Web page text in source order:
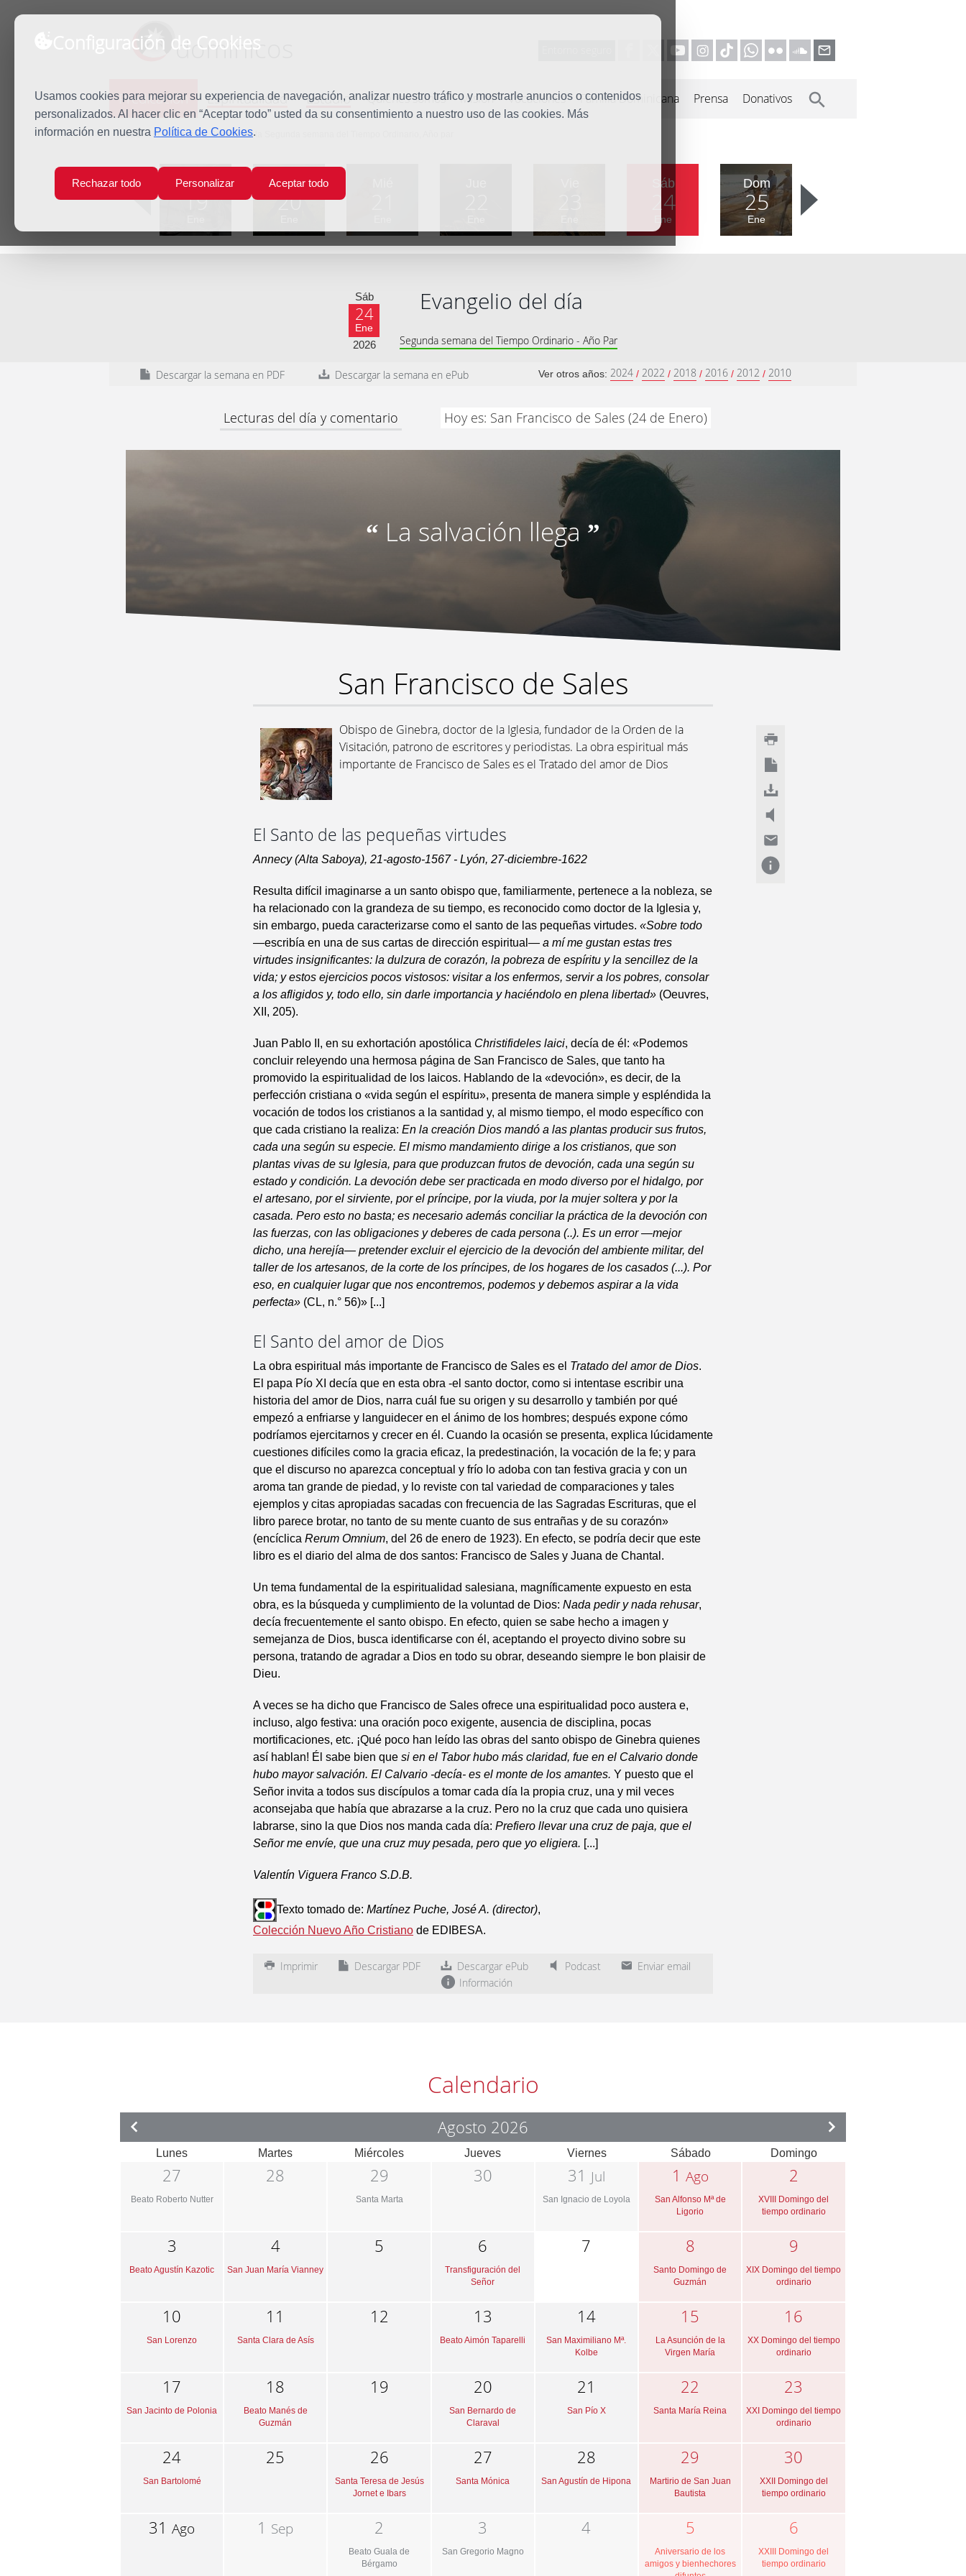
Configuración de Cookies
Usamos cookies para mejorar su experiencia de navegación, analizar nuestro tráfico y mostrarle anuncios o contenidos
personalizados. Al hacer clic en “Aceptar todo” usted da su consentimiento a nuestro uso de las cookies. Más
información en nuestra Política de Cookies.
Rechazar todo Personalizar Aceptar todo
dominicos
Predicación Espiritualidad Estudio Quiénes somos Misión Vocaciones Familia Dominicana Prensa Donativos
Inicio Predicación Sábado de la Segunda semana del Tiempo Ordinario, Año par
Lun
19
Mar
20
Sáb
24
Ene
Dom
25
Ene
Sáb
24
Ene
2026
Evangelio del día
Segunda semana del Tiempo Ordinario - Año Par
Descargar la semana en PDF Descargar la semana en ePub Ver otros años: 2024 / 2022 / 2018 / 2016 / 2012 / 2010
Lecturas del día y comentario Hoy es: San Francisco de Sales (24 de Enero)
“ La salvación llega ”
San Francisco de Sales
Obispo de Ginebra, doctor de la Iglesia, fundador de la Orden de la
Visitación, patrono de escritores y periodistas. La obra espiritual más
importante de Francisco de Sales es el Tratado del amor de Dios
El Santo de las pequeñas virtudes
Annecy (Alta Saboya), 21-agosto-1567 - Lyón, 27-diciembre-1622
Resulta difícil imaginarse a un santo obispo que, familiarmente, pertenece a la nobleza, se
ha relacionado con la grandeza de su tiempo, es reconocido como doctor de la Iglesia y,
sin embargo, pueda caracterizarse como el santo de las pequeñas virtudes. «Sobre todo
—escribía en una de sus cartas de dirección espiritual— a mí me gustan estas tres
virtudes insignificantes: la dulzura de corazón, la pobreza de espíritu y la sencillez de la
vida; y estos ejercicios pocos vistosos: visitar a los enfermos, servir a los pobres, consolar
a los afligidos y, todo ello, sin darle importancia y haciéndolo en plena libertad» (Oeuvres,
XII, 205).
Juan Pablo II, en su exhortación apostólica Christifideles laici, decía de él: «Podemos
concluir releyendo una hermosa página de San Francisco de Sales, que tanto ha
promovido la espiritualidad de los laicos. Hablando de la «devoción», es decir, de la
perfección cristiana o «vida según el espíritu», presenta de manera simple y espléndida la
vocación de todos los cristianos a la santidad y, al mismo tiempo, el modo específico con
que cada cristiano la realiza: En la creación Dios mandó a las plantas producir sus frutos,
cada una según su especie. El mismo mandamiento dirige a los cristianos, que son
plantas vivas de su Iglesia, para que produzcan frutos de devoción, cada una según su
estado y condición. La devoción debe ser practicada en modo diverso por el hidalgo, por
el artesano, por el sirviente, por el príncipe, por la viuda, por la mujer soltera y por la
casada. Pero esto no basta; es necesario además conciliar la práctica de la devoción con
las fuerzas, con las obligaciones y deberes de cada persona (..). Es un error —mejor
dicho, una herejía— pretender excluir el ejercicio de la devoción del ambiente militar, del
taller de los artesanos, de la corte de los príncipes, de los hogares de los casados (...). Por
eso, en cualquier lugar que nos encontremos, podemos y debemos aspirar a la vida
perfecta» (CL, n.° 56)» [...]
El Santo del amor de Dios
La obra espiritual más importante de Francisco de Sales es el Tratado del amor de Dios.
El papa Pío XI decía que en esta obra -el santo doctor, como si intentase escribir una
historia del amor de Dios, narra cuál fue su origen y su desarrollo y también por qué
empezó a enfriarse y languidecer en el ánimo de los hombres; después expone cómo
podríamos ejercitarnos y crecer en él. Cuando la ocasión se presenta, explica lúcidamente
cuestiones difíciles como la gracia eficaz, la predestinación, la vocación de la fe; y para
que el discurso no aparezca conceptual y frío lo adoba con tan festiva gracia y con un
aroma tan grande de piedad, y lo reviste con tal variedad de comparaciones y tales
ejemplos y citas apropiadas sacadas con frecuencia de las Sagradas Escrituras, que el
libro parece brotar, no tanto de su mente cuanto de sus entrañas y de su corazón»
(encíclica Rerum Omnium, del 26 de enero de 1923). En efecto, se podría decir que este
libro es el diario del alma de dos santos: Francisco de Sales y Juana de Chantal.
Un tema fundamental de la espiritualidad salesiana, magníficamente expuesto en esta
obra, es la búsqueda y cumplimiento de la voluntad de Dios: Nada pedir y nada rehusar,
decía frecuentemente el santo obispo. En efecto, quien se sabe hecho a imagen y
semejanza de Dios, busca identificarse con él, aceptando el proyecto divino sobre su
persona, tratando de agradar a Dios en todo su obrar, deseando siempre le bon plaisir de
Dieu.
A veces se ha dicho que Francisco de Sales ofrece una espiritualidad poco austera e,
incluso, algo festiva: una oración poco exigente, ausencia de disciplina, pocas
mortificaciones, etc. ¡Qué poco han leído las obras del santo obispo de Ginebra quienes
así hablan! Él sabe bien que si en el Tabor hubo más claridad, fue en el Calvario donde
hubo mayor salvación. El Calvario -decía- es el monte de los amantes. Y puesto que el
Señor invita a todos sus discípulos a tomar cada día la propia cruz, una y mil veces
aconsejaba que había que abrazarse a la cruz. Pero no la cruz que cada uno quisiera
labrarse, sino la que Dios nos manda cada día: Prefiero llevar una cruz de paja, que el
Señor me envíe, que una cruz muy pesada, pero que yo eligiera. [...]
Valentín Viguera Franco S.D.B.
Texto tomado de: Martínez Puche, José A. (director),
Colección Nuevo Año Cristiano de EDIBESA.
Imprimir Descargar PDF Descargar ePub Podcast
Enviar email
Información
Calendario
Agosto 2026
Lunes Martes Miércoles Jueves Viernes Sábado Domingo
27
Beato Roberto Nutter
28 29
Santa Marta
30 31 Jul
San Ignacio de Loyola
1 Ago
San Alfonso Mª de
Ligorio
2
XVIII Domingo del
tiempo ordinario
3
Beato Agustín Kazotic
4
San Juan María Vianney
5 6
Transfiguración del
Señor
7 8
Santo Domingo de
Guzmán
9
XIX Domingo del tiempo
ordinario
10
San Lorenzo
11
Santa Clara de Asís
12 13
Beato Aimón Taparelli
14
San Maximiliano Mª.
Kolbe
15
La Asunción de la
Virgen María
16
XX Domingo del tiempo
ordinario
17
San Jacinto de Polonia
18
Beato Manés de
Guzmán
19 20
San Bernardo de
Claraval
21
San Pío X
22
Santa María Reina
23
XXI Domingo del tiempo
ordinario
24
San Bartolomé
25 26
Santa Teresa de Jesús
Jornet e Ibars
27
Santa Mónica
28
San Agustín de Hipona
29
Martirio de San Juan
Bautista
30
XXII Domingo del
tiempo ordinario
31Ago 1 Sep 2
Beato Guala de
Bérgamo
3
San Gregorio Magno
4 5
Aniversario de los
amigos y bienhechores
6
XXIII Domingo del
tiempo ordinario